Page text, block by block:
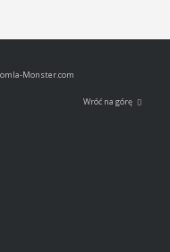
Monster.com
Wróć na górę